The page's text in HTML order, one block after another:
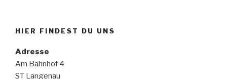
HIER FINDEST DU UNS
Adresse
Am Bahnhof 4
ST Langenau